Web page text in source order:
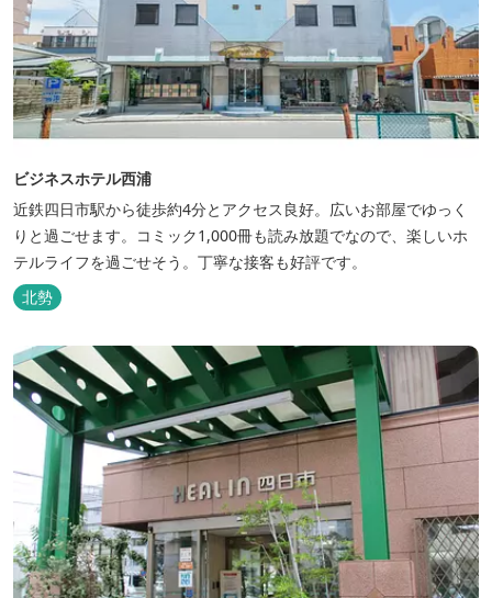
ビジネスホテル西浦
近鉄四日市駅から徒歩約4分とアクセス良好。広いお部屋でゆっく
りと過ごせます。コミック1,000冊も読み放題でなので、楽しいホ
テルライフを過ごせそう。丁寧な接客も好評です。
北勢